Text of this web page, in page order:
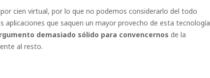
cien virtual, por lo que no podemos considerarlo del todo
aplicaciones que saquen un mayor provecho de esta tecnología
demasiado sólido para convencernos de la
al resto.